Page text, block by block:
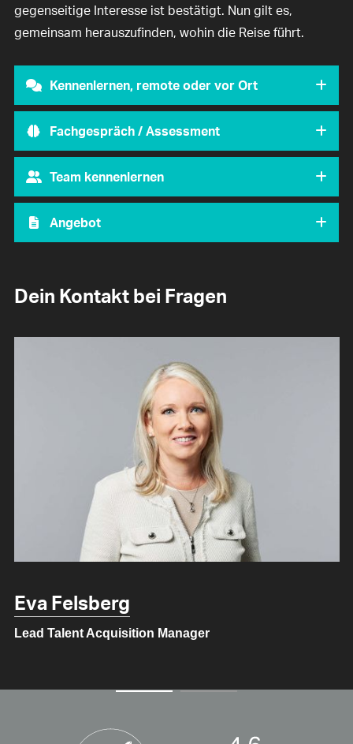
gegenseitige Interesse ist bestätigt. Nun gilt es,
gemeinsam herauszufinden, wohin die Reise führt.
Kennenlernen, remote oder vor Ort
Fachgespräch / Assessment
Team kennenlernen
Angebot
Dein Kontakt bei Fragen
Acquisition Manager